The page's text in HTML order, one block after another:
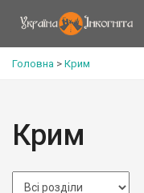
Головна > Крим
Крим